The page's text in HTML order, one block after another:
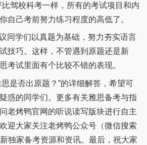
驾校科考一样，所有的考试项目和内
自己考前努力练习程度的高低了。
同学们以真题为基础，努力夯实语言
技巧。这样，不管遇到原题还是新
考试里面有个比较不错的表现。
思是否出原题？”的详细解答，希望可
惑的同学们。更多有关雅思备考与指
老烤鸭官网的听说读写版块进行自主
迎大家关注老烤鸭公众号（微信搜索
独家备考资源和资讯。最后，祝大家